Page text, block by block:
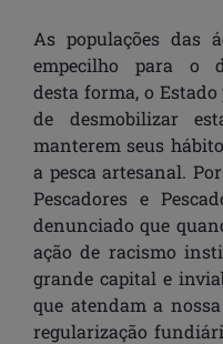
As populações das
empecilho para o
desta forma, o
de desmobilizar
manterem seus
a pesca artesanal.
Pescadores e
denunciado que
ação de racismo
grande capital e
que atendam a
regularização